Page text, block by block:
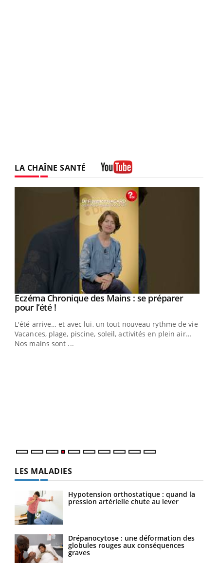
LA CHAÎNE SANTÉ
Youtube
Eczéma Chronique des Mains : se préparer
pour l’été !Youtube
L'été arrive… et avec lui, un tout nouveau rythme de vie !
Vacances, plage, piscine, soleil, activités en plein air…
Nos mains sont ...
LES MALADIES
Hypotension orthostatique : quand la
pression artérielle chute au lever
Drépanocytose : une déformation des
globules rouges aux conséquences
graves